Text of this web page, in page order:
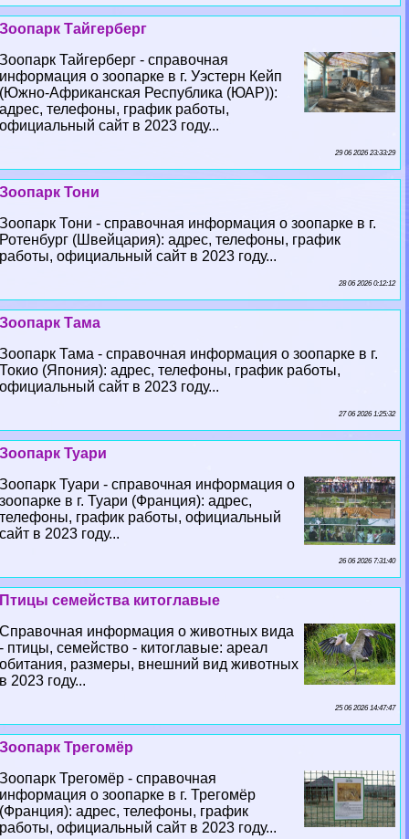
Зоопарк Тайгерберг
Зоопарк Тайгерберг - справочная
информация о зоопарке в г. Уэстерн Кейп
(Южно-Африканская Республика (ЮАР)):
адрес, телефоны, график работы,
официальный сайт в 2023 году...
29 06 2026 23:33:29
Зоопарк Тони
Зоопарк Тони - справочная информация о зоопарке в г.
Ротенбург (Швейцария): адрес, телефоны, график
работы, официальный сайт в 2023 году...
28 06 2026 0:12:12
Зоопарк Тама
Зоопарк Тама - справочная информация о зоопарке в г.
Токио (Япония): адрес, телефоны, график работы,
официальный сайт в 2023 году...
27 06 2026 1:25:32
Зоопарк Туари
Зоопарк Туари - справочная информация о
зоопарке в г. Туари (Франция): адрес,
телефоны, график работы, официальный
сайт в 2023 году...
26 06 2026 7:31:40
Птицы семейства китоглавые
Справочная информация о животных вида
- птицы, семейство - китоглавые: ареал
обитания, размеры, внешний вид животных
в 2023 году...
25 06 2026 14:47:47
Зоопарк Трегомёр
Зоопарк Трегомёр - справочная
информация о зоопарке в г. Трегомёр
(Франция): адрес, телефоны, график
работы, официальный сайт в 2023 году...